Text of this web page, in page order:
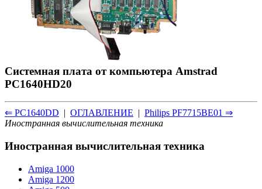
Системная плата от компьютера Amstrad
PC1640HD20
⇐ PC1640DD | ОГЛАВЛЕНИЕ | Philips PF7715BE01 ⇒
Иностранная вычислительная техника
Иностранная вычислительная техника
Amiga 1000
Amiga 1200